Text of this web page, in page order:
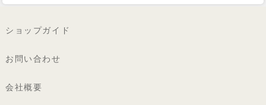
ショップガイド
お問い合わせ
会社概要